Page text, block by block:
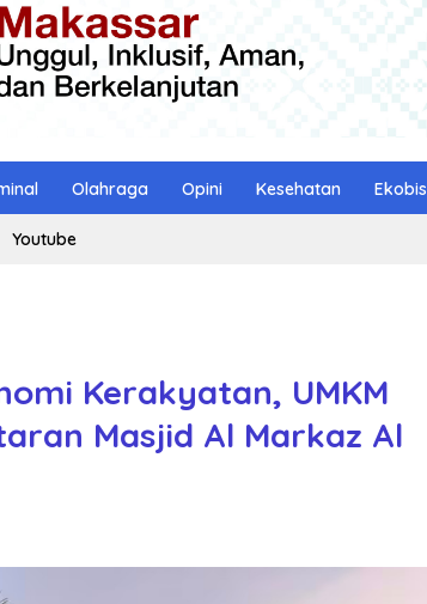
Olahraga Opini Kesehatan Ekobis
Youtube
Kerakyatan, UMKM
Masjid Al Markaz Al